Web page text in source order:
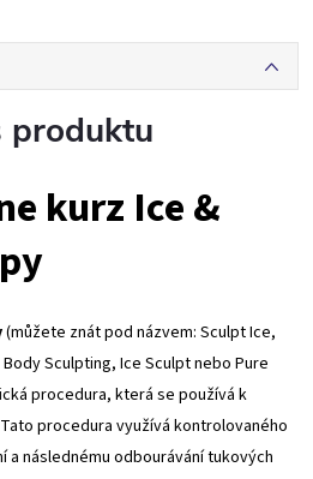
produktu
kurz Ice &
(můžete znát pod názvem: Sculpt Ice,
Sculpting, Ice Sculpt nebo Pure
procedura, která se používá k
procedura využívá kontrolovaného
a následnému odbourávání tukových